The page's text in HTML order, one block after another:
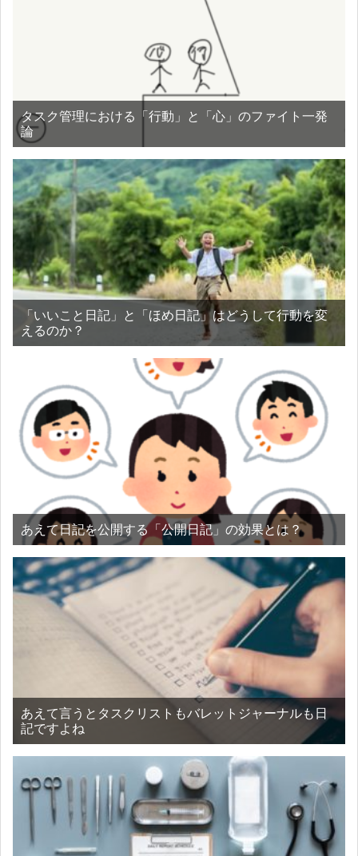
タスク管理における「行動」と「心」のファイト一発
論
「いいこと日記」と「ほめ日記」はどうして行動を変
えるのか？
あえて日記を公開する「公開日記」の効果とは？
あえて言うとタスクリストもバレットジャーナルも日
記ですよね